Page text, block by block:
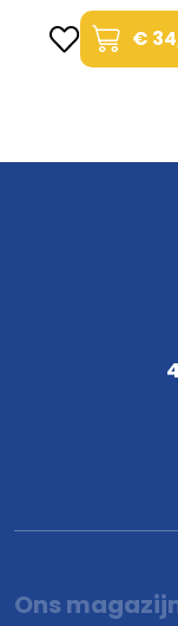
€
Ons